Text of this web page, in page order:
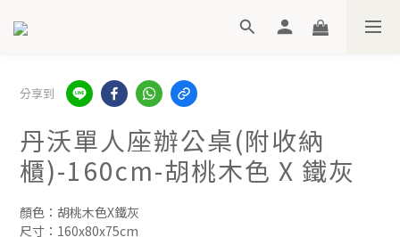
分享到
丹沃單人座辦公桌(附收納
櫃)-160cm-胡桃木色 X 鐵灰
顏色：胡桃木色X鐵灰
尺寸：160x80x75cm